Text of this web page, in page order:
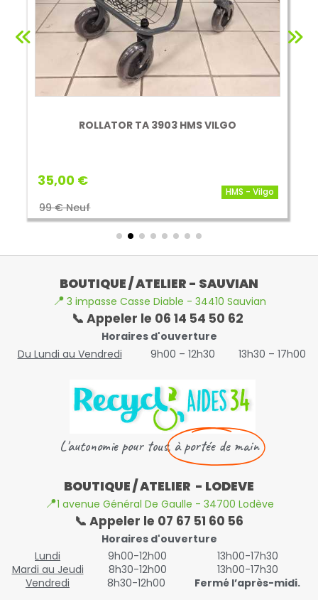
ROLLATOR TA 3903 HMS VILGO
35,00 €
99 € Neuf
HMS - Vilgo
BOUTIQUE / ATELIER - SAUVIAN
📍 3 impasse Casse Diable - 34410 Sauvian
📞 Appeler le 06 14 54 50 62
Horaires d'ouverture
Du Lundi au Vendredi
9h00 – 12h30 13h30 – 17h00
L'autonomie pour tous,à portée de main
BOUTIQUE / ATELIER - LODEVE
📍1 avenue Général De Gaulle - 34700 Lodève
📞 Appeler le 07 67 51 60 56
Horaires d'ouverture
Lundi
9h00-12h00
13h00-17h30
Mardi au Jeudi
8h30-12h00
13h00-17h30
Vendredi
8h30-12h00 Fermé l’après-midi.